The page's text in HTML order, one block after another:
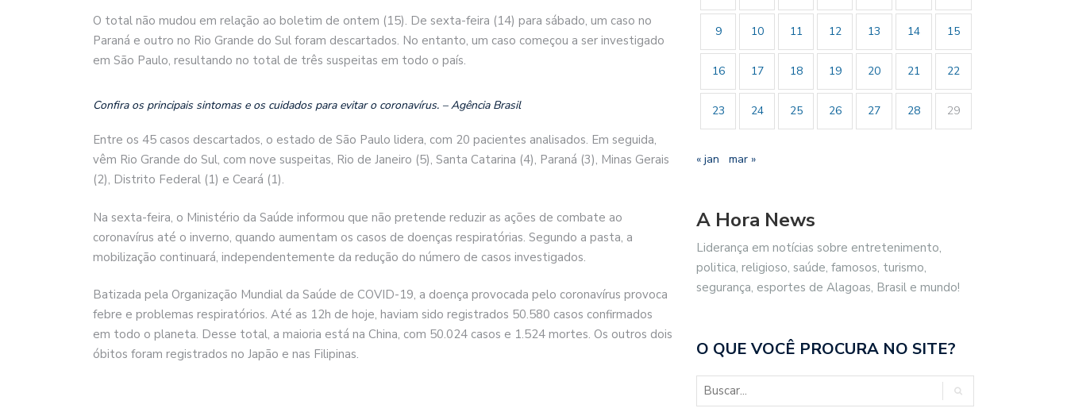
O total não mudou em relação ao boletim de ontem (15). De sexta-feira (14) para sábado, um caso no
Paraná e outro no Rio Grande do Sul foram descartados. No entanto, um caso começou a ser investigado
em São Paulo, resultando no total de três suspeitas em todo o país.
Confira os principais sintomas e os cuidados para evitar o coronavírus. – Agência Brasil
Entre os 45 casos descartados, o estado de São Paulo lidera, com 20 pacientes analisados. Em seguida,
vêm Rio Grande do Sul, com nove suspeitas, Rio de Janeiro (5), Santa Catarina (4), Paraná (3), Minas Gerais
(2), Distrito Federal (1) e Ceará (1).
Na sexta-feira, o Ministério da Saúde informou que não pretende reduzir as ações de combate ao
coronavírus até o inverno, quando aumentam os casos de doenças respiratórias. Segundo a pasta, a
mobilização continuará, independentemente da redução do número de casos investigados.
Batizada pela Organização Mundial da Saúde de COVID-19, a doença provocada pelo coronavírus provoca
febre e problemas respiratórios. Até as 12h de hoje, haviam sido registrados 50.580 casos confirmados
em todo o planeta. Desse total, a maioria está na China, com 50.024 casos e 1.524 mortes. Os outros dois
óbitos foram registrados no Japão e nas Filipinas.
9 10 11 12 13 14 15
16 17 18 19 20 21 22
23 24 25 26 27 28 29
« jan mar »
A Hora News
Liderança em notícias sobre entretenimento,
politica, religioso, saúde, famosos, turismo,
segurança, esportes de Alagoas, Brasil e mundo!
O QUE VOCÊ PROCURA NO SITE?